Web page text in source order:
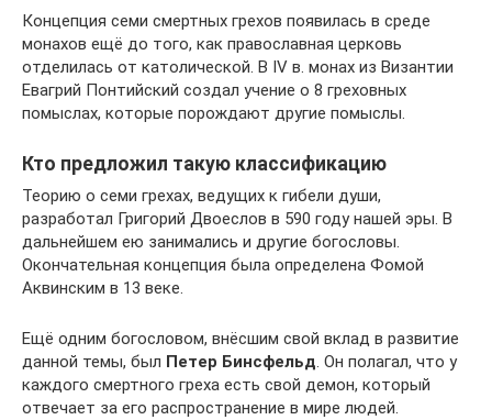
Концепция семи смертных грехов появилась в среде
монахов ещё до того, как православная церковь
отделилась от католической. В IV в. монах из Византии
Евагрий Понтийский создал учение о 8 греховных
помыслах, которые порождают другие помыслы.
Кто предложил такую классификацию
Теорию о семи грехах, ведущих к гибели души,
разработал Григорий Двоеслов в 590 году нашей эры. В
дальнейшем ею занимались и другие богословы.
Окончательная концепция была определена Фомой
Аквинским в 13 веке.
Ещё одним богословом, внёсшим свой вклад в развитие
данной темы, был Петер Бинсфельд. Он полагал, что у
каждого смертного греха есть свой демон, который
отвечает за его распространение в мире людей.